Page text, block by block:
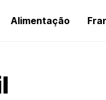
Alimentação